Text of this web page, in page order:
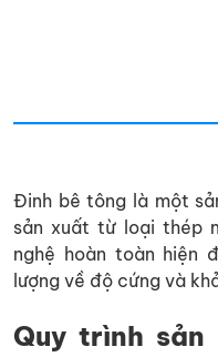
Đinh bê tông là một
sản xuất từ loại thép
nghệ hoàn toàn hiện
lượng về độ cứng và
Quy trình